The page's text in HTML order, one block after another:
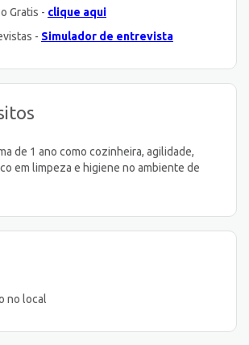
Gratis - clique aqui
- Simulador de entrevista
de 1 ano como cozinheira, agilidade,
em limpeza e higiene no ambiente de
no local